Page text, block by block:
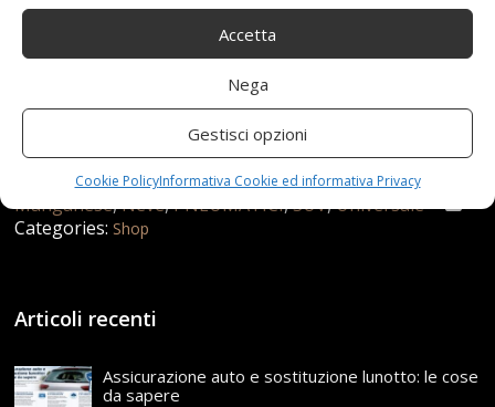
Accetta
Nega
Gestisci opzioni
Cookie PolicyInformativa Cookie ed informativa Privacy
22 Luglio 2021 redazione Tag:Acciaio,
CATENA,Catene,con,Emergenza,Fango,
Manganese,Neve,PNEUMATICI,SUV,Universale
Categories: Shop
Articoli recenti
Assicurazione auto e sostituzione lunotto: le cose
da sapere